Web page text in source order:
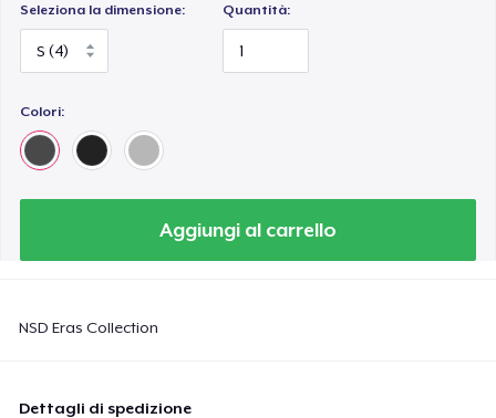
Seleziona la dimensione: Quantità:
Colori:
Aggiungi al carrello
NSD Eras Collection
Dettagli di spedizione